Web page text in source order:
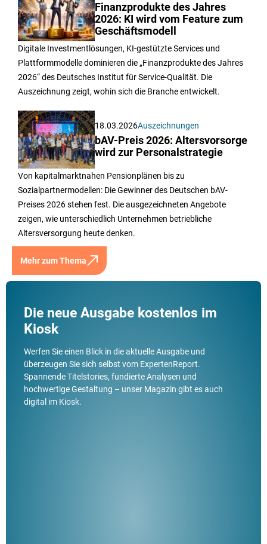
Finanzprodukte des Jahres
2026: KI wird vom Feature zum
Geschäftsmodell
Digitale Investmentlösungen, KI-gestützte Services und
Plattformmodelle dominieren die „Finanzprodukte des Jahres
2026“ des Deutsches Institut für Service-Qualität. Die
Auszeichnung zeigt, wohin sich die Branche entwickelt.
18.03.2026Auszeichnungen
bAV-Preis 2026: Altersvorsorge
wird zur Personalstrategie
Von kapitalmarktnahen Pensionplänen bis zu
Sozialpartnermodellen: Die Gewinner des Deutschen bAV-
Preises 2026 stehen fest. Die ausgezeichneten Angebote
zeigen, wie unterschiedlich Unternehmen betriebliche
Altersversorgung heute denken.
Mehr zum Thema
Die neue Ausgabe kostenlos im
Kiosk
Werfen Sie einen Blick in die aktuelle Ausgabe und
überzeugen Sie sich selbst vom ExpertenReport.
Spannende Titelstories, fundierte Analysen und
hochwertige Gestaltung – unser Magazin gibt es auch
digital im Kiosk.